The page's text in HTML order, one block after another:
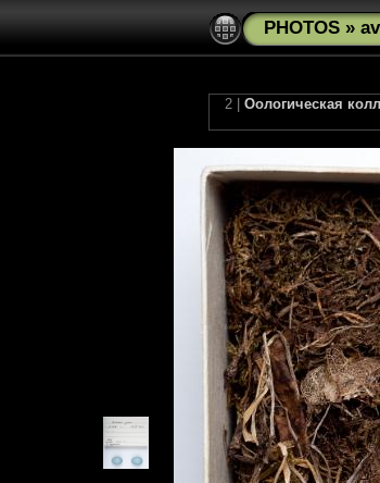
PHOTOS »
2 | Оологическая